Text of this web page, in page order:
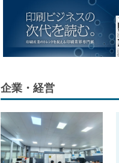
企業・経営